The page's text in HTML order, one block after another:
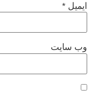
ایمیل *
وب‌ سایت